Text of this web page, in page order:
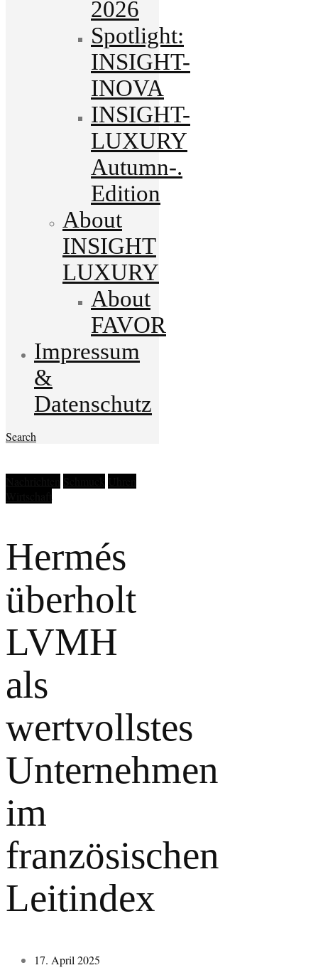
2026
Spotlight:
INSIGHT-
INOVA
INSIGHT-
LUXURY
Autumn-.
Edition
About
INSIGHT
LUXURY
About
FAVOR
Impressum
&
Datenschutz
Search
Hermés
überholt
LVMH
als
wertvollstes
Unternehmen
im
französischen
Leitindex
17. April 2025